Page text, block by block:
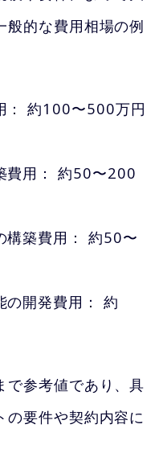
般的な費用相場の例
： 約100〜500万円
費用： 約50〜200
構築費用： 約50〜
の開発費用： 約
で参考値であり、具
の要件や契約内容に